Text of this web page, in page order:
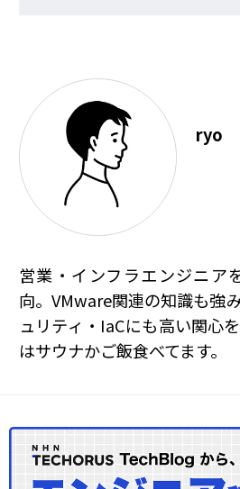
ryo
営業・インフラエンジニア
向。VMware関連の知識も強
ュリティ・IaCにも高い関心
はサウナかご飯食べてます。